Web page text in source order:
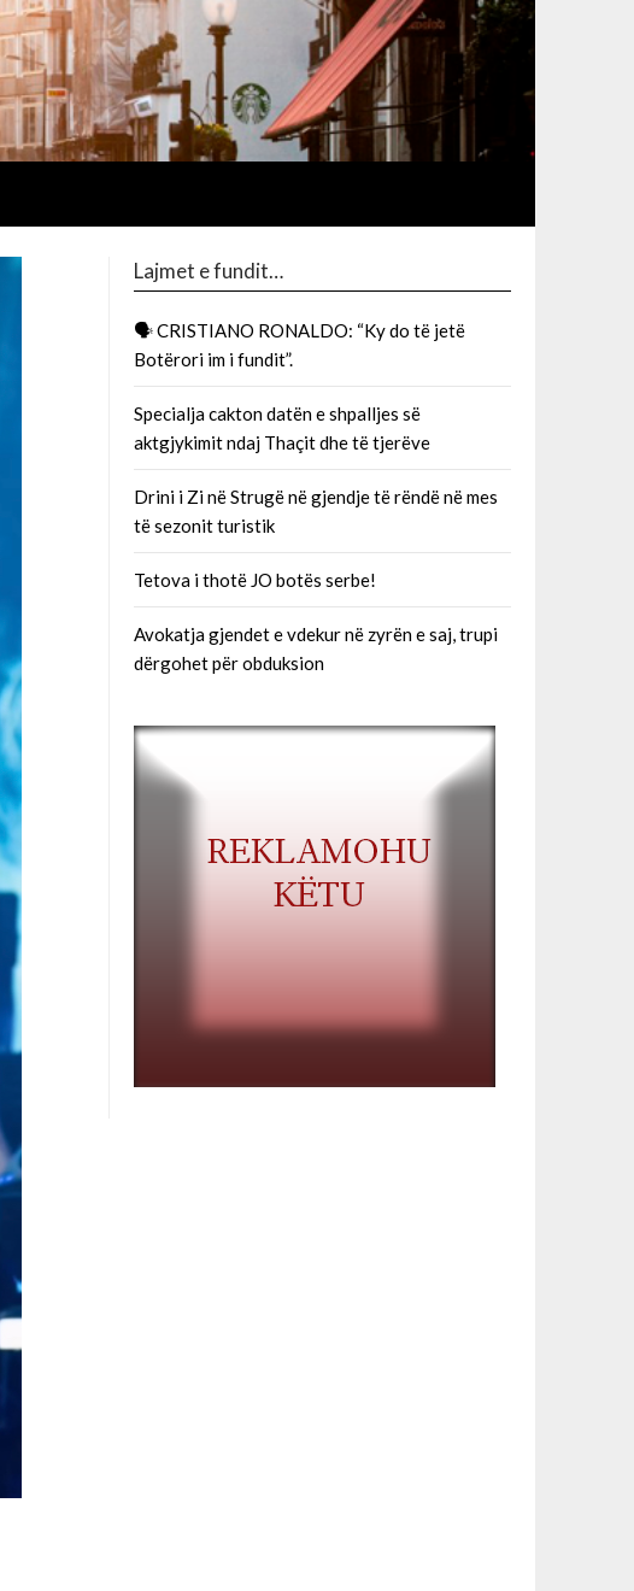
Lajmet e fundit…
🗣 CRISTIANO RONALDO: “Ky do të jetë
Botërori im i fundit”.
Specialja cakton datën e shpalljes së
aktgjykimit ndaj Thaçit dhe të tjerëve
Drini i Zi në Strugë në gjendje të rëndë në mes
të sezonit turistik
Tetova i thotë JO botës serbe!
Avokatja gjendet e vdekur në zyrën e saj, trupi
dërgohet për obduksion